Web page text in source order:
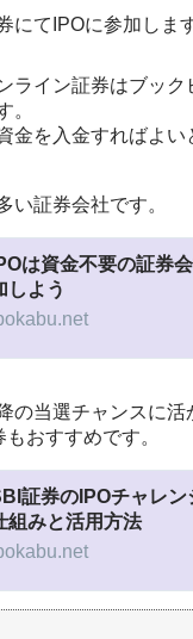
にてIPOに参加します
ライン証券はブック
。
金を入金すればよい
い証券会社です。
は資金不要の証券
しよう
の当選チャンスに活
おすすめです。
証券のIPOチャレン
組みと活用方法